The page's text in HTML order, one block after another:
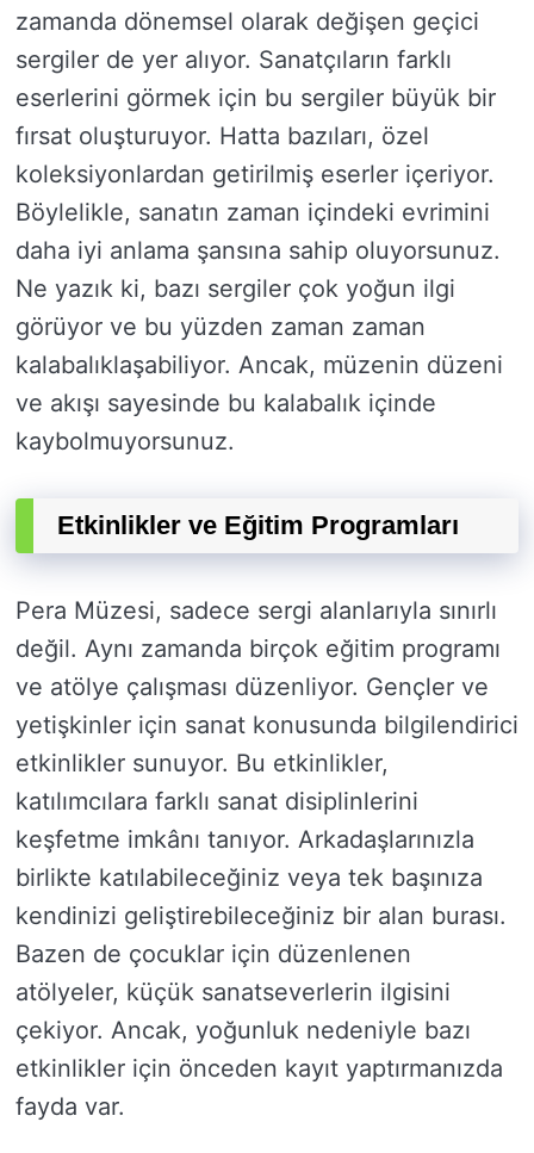
zamanda dönemsel olarak değişen geçici
sergiler de yer alıyor. Sanatçıların farklı
eserlerini görmek için bu sergiler büyük bir
fırsat oluşturuyor. Hatta bazıları, özel
koleksiyonlardan getirilmiş eserler içeriyor.
Böylelikle, sanatın zaman içindeki evrimini
daha iyi anlama şansına sahip oluyorsunuz.
Ne yazık ki, bazı sergiler çok yoğun ilgi
görüyor ve bu yüzden zaman zaman
kalabalıklaşabiliyor. Ancak, müzenin düzeni
ve akışı sayesinde bu kalabalık içinde
kaybolmuyorsunuz.
Etkinlikler ve Eğitim Programları
Pera Müzesi, sadece sergi alanlarıyla sınırlı
değil. Aynı zamanda birçok eğitim programı
ve atölye çalışması düzenliyor. Gençler ve
yetişkinler için sanat konusunda bilgilendirici
etkinlikler sunuyor. Bu etkinlikler,
katılımcılara farklı sanat disiplinlerini
keşfetme imkânı tanıyor. Arkadaşlarınızla
birlikte katılabileceğiniz veya tek başınıza
kendinizi geliştirebileceğiniz bir alan burası.
Bazen de çocuklar için düzenlenen
atölyeler, küçük sanatseverlerin ilgisini
çekiyor. Ancak, yoğunluk nedeniyle bazı
etkinlikler için önceden kayıt yaptırmanızda
fayda var.